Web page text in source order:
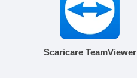
Scaricare TeamViewer